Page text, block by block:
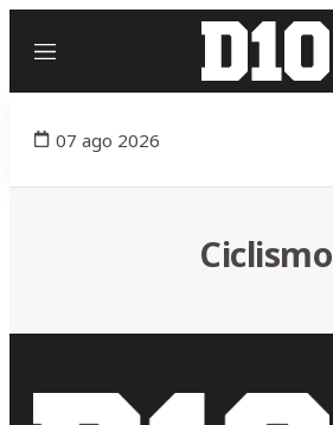
Menú
07 ago 2026
Ciclismo